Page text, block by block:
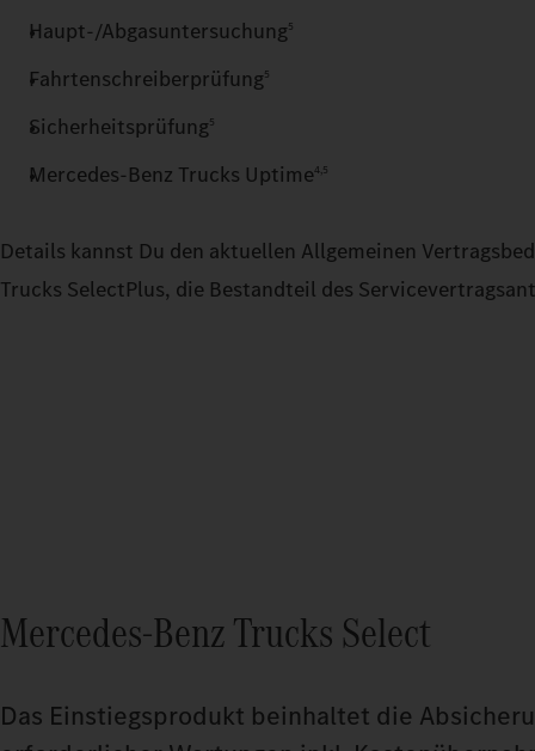
Haupt-/Abgasuntersuchung5
Fahrtenschreiberprüfung5
Sicherheitsprüfung5
Mercedes‑Benz Trucks Uptime4,5
Details kannst Du den aktuellen Allgemeinen
Trucks SelectPlus, die Bestandteil des
Mercedes‑Benz Trucks Select
Das Einstiegsprodukt beinhaltet die